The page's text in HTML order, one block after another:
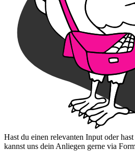
Hast du einen relevanten Input oder
kannst uns dein Anliegen gerne via